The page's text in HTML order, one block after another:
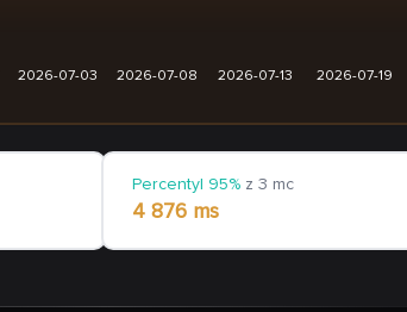
2026-07-03 2026-07-08 2026-07-13 2026-07-19
Percentyl 95% z 3 mc
4 876 ms